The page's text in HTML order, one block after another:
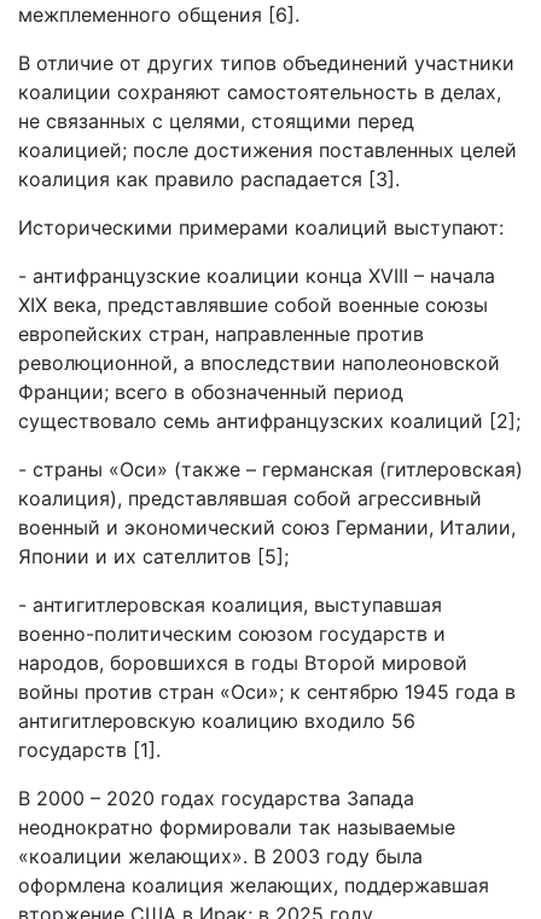
межплеменного общения [6].
В отличие от других типов объединений участники
коалиции сохраняют самостоятельность в делах,
не связанных с целями, стоящими перед
коалицией; после достижения поставленных целей
коалиция как правило распадается [3].
Историческими примерами коалиций выступают:
- антифранцузские коалиции конца XVIII – начала
XIX века, представлявшие собой военные союзы
европейских стран, направленные против
революционной, а впоследствии наполеоновской
Франции; всего в обозначенный период
существовало семь антифранцузских коалиций [2];
- страны «Оси» (также – германская (гитлеровская)
коалиция), представлявшая собой агрессивный
военный и экономический союз Германии, Италии,
Японии и их сателлитов [5];
- антигитлеровская коалиция, выступавшая
военно-политическим союзом государств и
народов, боровшихся в годы Второй мировой
войны против стран «Оси»; к сентябрю 1945 года в
антигитлеровскую коалицию входило 56
государств [1].
В 2000 – 2020 годах государства Запада
неоднократно формировали так называемые
«коалиции желающих». В 2003 году была
оформлена коалиция желающих, поддержавшая
вторжение США в Ирак; в 2025 году